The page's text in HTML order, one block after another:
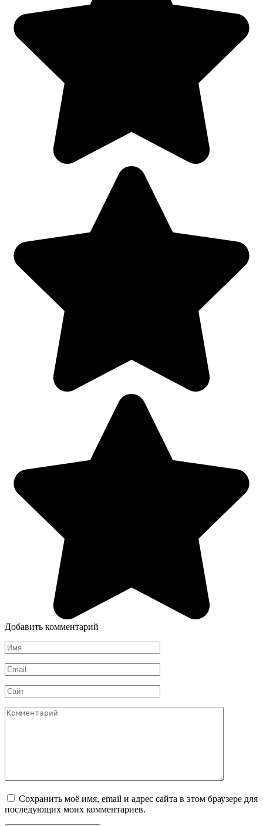
Добавить комментарий
Имя
*
Email
*
Сайт
Комментарий
Сохранить моё имя, email и адрес сайта в этом браузере для
последующих моих комментариев.